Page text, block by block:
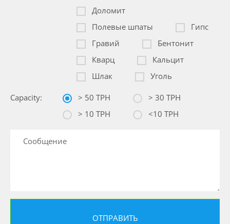
Доломит
Полевые шпаты
Гипс
Гравий
Бентонит
Кварц
Кальцит
Шлак
Уголь
Capacity: > 50 TPH
> 30 TPH
> 10 TPH
<10 TPH